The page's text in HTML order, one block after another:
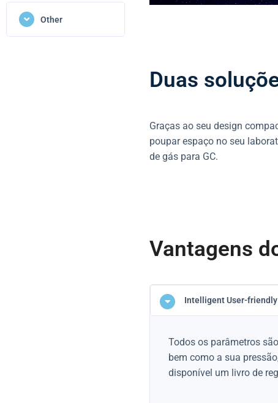
Other
Duas
Graças ao seu design
poupar espaço no seu
de gás para GC.
Vantagens
Intelligent User-friendly
Todos os parâmetros
bem como a sua
disponível um livro de